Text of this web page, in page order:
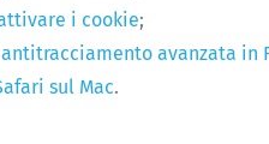
i cookie;
avanzata in
sul Mac.